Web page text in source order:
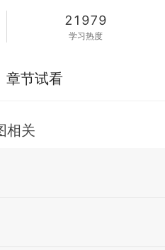
21979
学习热度
章节试看
相关